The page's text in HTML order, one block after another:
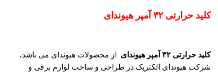
کلید حرارتی ۳۲ آمپر هیوندای
کلید حرارتی ۳۲ آمپر هیوندای
از محصولات هیوندای می باشد،
شرکت هیوندای الکتریک در طراحی و ساخت لوازم برقی و